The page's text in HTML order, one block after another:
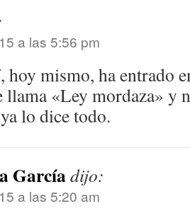
a las 5:56 pm
hoy mismo, ha entrado
llama «Ley mordaza» y
lo dice todo.
Garcíadijo:
a las 5:20 am